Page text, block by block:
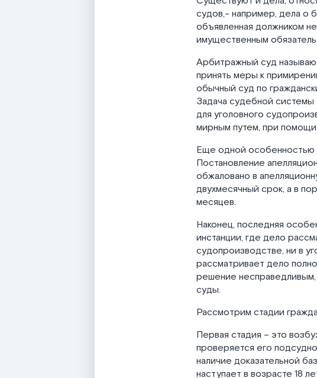
судов,- например, дела о
объявленная должником
имущественным
Арбитражный суд
принять меры к
обычный суд по
Задача судебной системы
для уголовного
мирным путем, при помощи
Еще одной особенностью
Постановление
обжаловано в
двухмесячный срок, а в
месяцев.
Наконец, последняя
инстанции, где дело
судопроизводстве, ни в
рассматривает дело
решение
суды.
Рассмотрим стадии
Первая стадия – это
проверяется его
наличие доказательной
наступает в возрасте 18